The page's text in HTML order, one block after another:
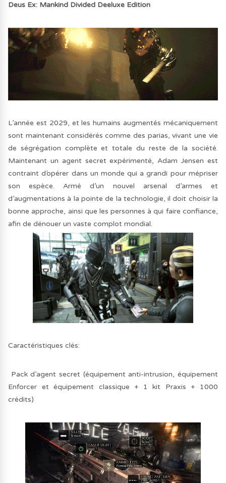
Deus Ex: Mankind Divided Deeluxe Edition
L’année est 2029, et les humains augmentés mécaniquement
sont maintenant considérés comme des parias, vivant une vie
de ségrégation complète et totale du reste de la société.
Maintenant un agent secret expérimenté, Adam Jensen est
contraint d’opérer dans un monde qui a grandi pour mépriser
son espèce. Armé d’un nouvel arsenal d’armes et
d’augmentations à la pointe de la technologie, il doit choisir la
bonne approche, ainsi que les personnes à qui faire confiance,
afin de dénouer un vaste complot mondial.
Caractéristiques clés:
Pack d’agent secret (équipement anti-intrusion, équipement
Enforcer et équipement classique + 1 kit Praxis + 1000
crédits)